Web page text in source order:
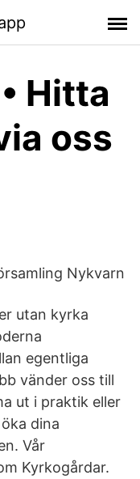
Hitta
oss
Nykvarn
utan kyrka
egentliga
vänder oss till
ut i praktik eller
dina
Vår
Kyrkogårdar.